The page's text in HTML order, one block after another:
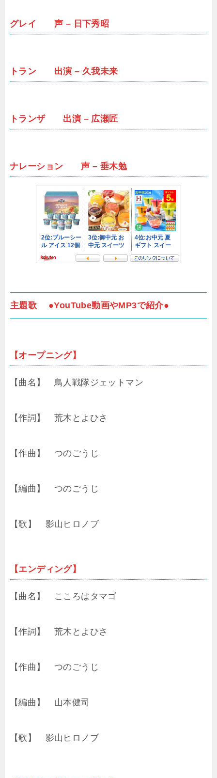
グレイ 声 – 日下秀昭
トラン 出演 – 久我未来
トランザ 出演 – 広瀬匠
ナレーション 声 – 垂木勉
主題歌 ●YouTube動画やMP3で紹介●
【オープニング】
【曲名】 鳥人戦隊ジェットマン
【作詞】 荒木とよひさ
【作曲】 つのごうじ
【編曲】 つのごうじ
【歌】 影山ヒロノブ
【エンディング】
【曲名】 こころはタマゴ
【作詞】 荒木とよひさ
【作曲】 つのごうじ
【編曲】 山本健司
【歌】 影山ヒロノブ